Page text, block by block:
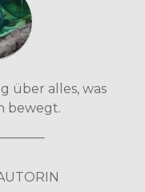
über alles, was
bewegt.